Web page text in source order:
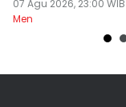
07 Agu 2026, 23:00 WIB
Men